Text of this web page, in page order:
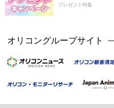
プレゼント特集
オリコングループサイト